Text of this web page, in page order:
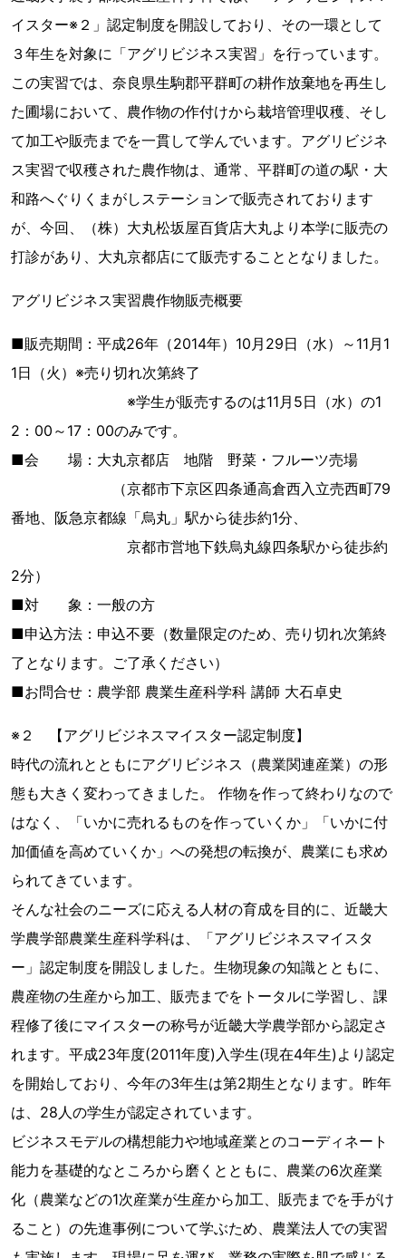
イスター※２」認定制度を開設しており、その一環として
３年生を対象に「アグリビジネス実習」を行っています。
この実習では、奈良県生駒郡平群町の耕作放棄地を再生し
た圃場において、農作物の作付けから栽培管理収穫、そし
て加工や販売までを一貫して学んでいます。アグリビジネ
ス実習で収穫された農作物は、通常、平群町の道の駅・大
和路へぐりくまがしステーションで販売されております
が、今回、（株）大丸松坂屋百貨店大丸より本学に販売の
打診があり、大丸京都店にて販売することとなりました。
アグリビジネス実習農作物販売概要
■販売期間：平成26年（2014年）10月29日（水）～11月1
1日（火）※売り切れ次第終了
※学生が販売するのは11月5日（水）の1
2：00～17：00のみです。
■会 場：大丸京都店 地階 野菜・フルーツ売場
（京都市下京区四条通高倉西入立売西町79
番地、阪急京都線「烏丸」駅から徒歩約1分、
京都市営地下鉄烏丸線四条駅から徒歩約
2分）
■対 象：一般の方
■申込方法：申込不要（数量限定のため、売り切れ次第終
了となります。ご了承ください）
■お問合せ：農学部 農業生産科学科 講師 大石卓史
※２ 【アグリビジネスマイスター認定制度】
時代の流れとともにアグリビジネス（農業関連産業）の形
態も大きく変わってきました。 作物を作って終わりなので
はなく、「いかに売れるものを作っていくか」「いかに付
加価値を高めていくか」への発想の転換が、農業にも求め
られてきています。
そんな社会のニーズに応える人材の育成を目的に、近畿大
学農学部農業生産科学科は、「アグリビジネスマイスタ
ー」認定制度を開設しました。生物現象の知識とともに、
農産物の生産から加工、販売までをトータルに学習し、課
程修了後にマイスターの称号が近畿大学農学部から認定さ
れます。平成23年度(2011年度)入学生(現在4年生)より認定
を開始しており、今年の3年生は第2期生となります。昨年
は、28人の学生が認定されています。
ビジネスモデルの構想能力や地域産業とのコーディネート
能力を基礎的なところから磨くとともに、農業の6次産業
化（農業などの1次産業が生産から加工、販売までを手がけ
ること）の先進事例について学ぶため、農業法人での実習